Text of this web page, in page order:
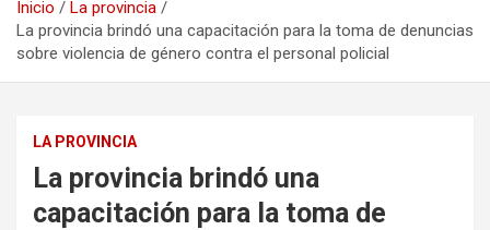
Inicio
La provincia
La provincia brindó una capacitación para la toma de denuncias
sobre violencia de género contra el personal policial
LA PROVINCIA
La provincia brindó una
capacitación para la toma de